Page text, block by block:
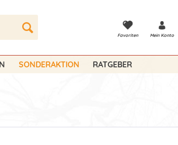
Favoriten Mein Konto
SONDERAKTION RATGEBER